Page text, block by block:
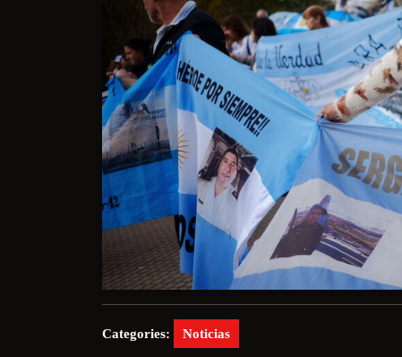
Categories: Noticias